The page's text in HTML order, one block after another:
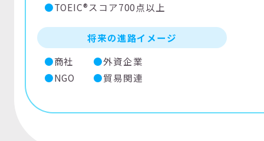
TOEIC®スコア700点以上
将来の進路イメージ
商社
外資企業
NGO
貿易関連